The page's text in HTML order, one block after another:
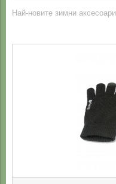
Най-новите зимни